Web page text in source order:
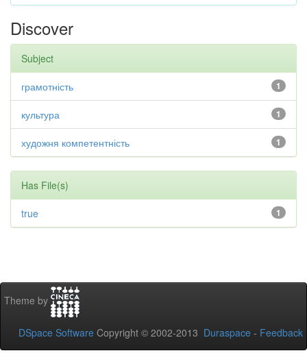
Discover
Subject
1
грамотність
1
культура
1
художня компетентність
Has File(s)
1
true
Theme by
DSpace Software Copyright © 2002-2013 Duraspace - Feedback